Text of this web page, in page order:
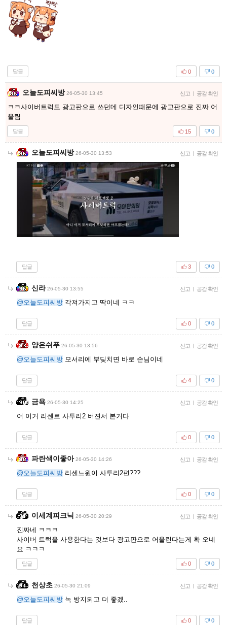
답글 0
0
오늘도피씨방 26-05-30 13:45 신고 | 공감 확인
ㅋㅋ사이버트럭도 광고판으로 쓰던데 디자인때문에 광고판으로 진짜 어
울림
답글 0
15
오늘도피씨방 26-05-30 13:53 신고 | 공감 확인
답글 0
3
신라 26-05-30 13:55 신고 | 공감 확인
@오늘도피씨방 각져가지고 딱이네 ㅋㅋ
답글 0
0
양은쉬푸 26-05-30 13:56 신고 | 공감 확인
@오늘도피씨방 모서리에 부딪치면 바로 손님이네
답글 0
4
금욕 26-05-30 14:25 신고 | 공감 확인
어 이거 리센르 사투리2 버젼서 본거다
답글 0
0
파란색이좋아 26-05-30 14:26 신고 | 공감 확인
@오늘도피씨방 리센느원이 사투리2편???
답글 0
0
이세계피크닉 26-05-30 20:29 신고 | 공감 확인
진짜네 ㅋㅋㅋ
사이버 트럭을 사용한다는 것보다 광고판으로 어울린다는게 확 오네
요 ㅋㅋㅋ
답글 0
0
천상초 26-05-30 21:09 신고 | 공감 확인
@오늘도피씨방 녹 방지되고 더 좋겠..
답글 0
0